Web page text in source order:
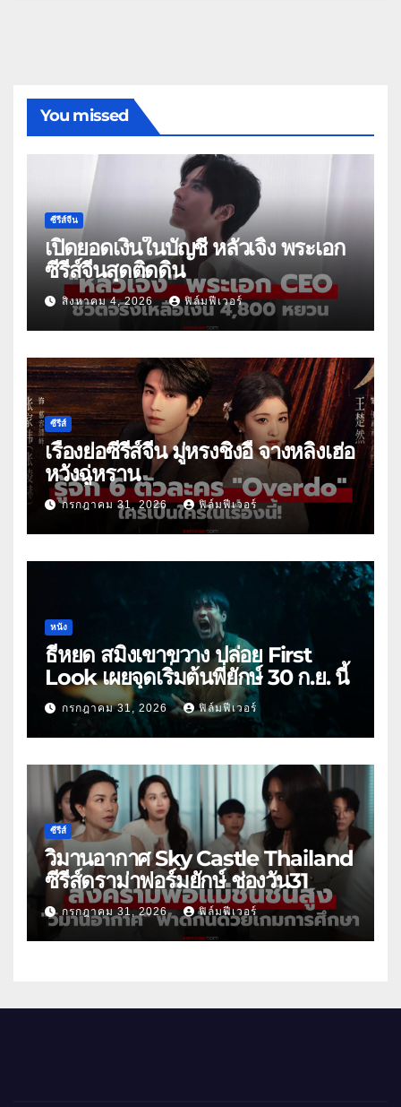
You missed
ซีรีส์จีน
เปิดยอดเงินในบัญชี หลัวเจิ้ง พระเอก
ซีรีส์จีนสุดติดดิน
สิงหาคม 4, 2026 ฟิล์มฟีเวอร์
ซีรีส์
เรื่องย่อซีรีส์จีน มู่หรงชิงอี้ จางหลิงเฮ่อ
หวังฉู่หราน
กรกฎาคม 31, 2026 ฟิล์มฟีเวอร์
หนัง
ธี่หยด สมิงเขาขวาง ปล่อย First
Look เผยจุดเริ่มต้นพี่ยักษ์ 30 ก.ย. นี้
กรกฎาคม 31, 2026 ฟิล์มฟีเวอร์
ซีรีส์
วิมานอากาศ Sky Castle Thailand
ซีรีส์ดราม่าฟอร์มยักษ์ ช่องวัน31
กรกฎาคม 31, 2026 ฟิล์มฟีเวอร์